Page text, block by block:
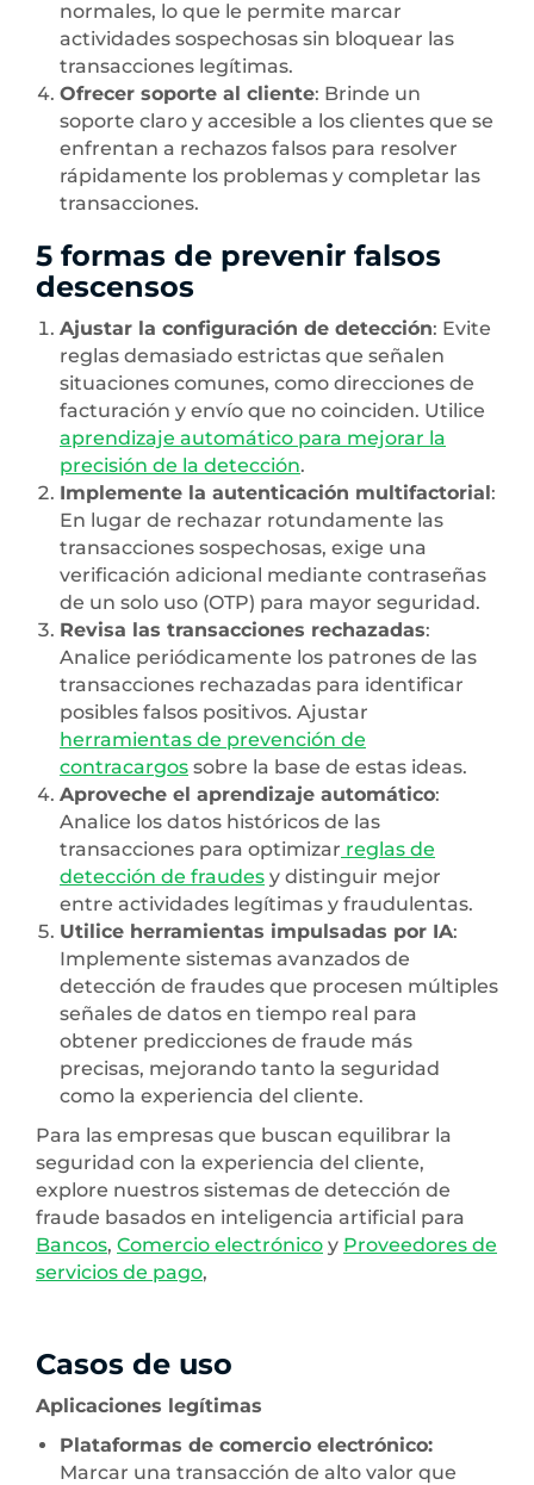
normales, lo que le permite marcar
actividades sospechosas sin bloquear las
transacciones legítimas.
Ofrecer soporte al cliente: Brinde un
soporte claro y accesible a los clientes que se
enfrentan a rechazos falsos para resolver
rápidamente los problemas y completar las
transacciones.
5 formas de prevenir falsos
descensos
Ajustar la configuración de detección: Evite
reglas demasiado estrictas que señalen
situaciones comunes, como direcciones de
facturación y envío que no coinciden. Utilice
aprendizaje automático para mejorar la
precisión de la detección.
Implemente la autenticación multifactorial:
En lugar de rechazar rotundamente las
transacciones sospechosas, exige una
verificación adicional mediante contraseñas
de un solo uso (OTP) para mayor seguridad.
Revisa las transacciones rechazadas:
Analice periódicamente los patrones de las
transacciones rechazadas para identificar
posibles falsos positivos. Ajustar
herramientas de prevención de
contracargos sobre la base de estas ideas.
Aproveche el aprendizaje automático:
Analice los datos históricos de las
transacciones para optimizar reglas de
detección de fraudes y distinguir mejor
entre actividades legítimas y fraudulentas.
Utilice herramientas impulsadas por IA:
Implemente sistemas avanzados de
detección de fraudes que procesen múltiples
señales de datos en tiempo real para
obtener predicciones de fraude más
precisas, mejorando tanto la seguridad
como la experiencia del cliente.
Para las empresas que buscan equilibrar la
seguridad con la experiencia del cliente,
explore nuestros sistemas de detección de
fraude basados en inteligencia artificial para
Bancos, Comercio electrónico y Proveedores de
servicios de pago,
Casos de uso
Aplicaciones legítimas
Plataformas de comercio electrónico:
Marcar una transacción de alto valor que